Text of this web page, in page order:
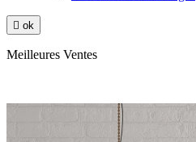
 ok
Meilleures Ventes